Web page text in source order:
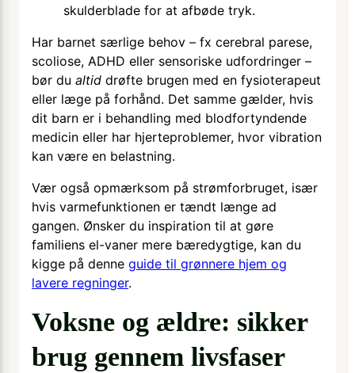
skulderblade for at afbøde tryk.
Har barnet særlige behov – fx cerebral parese,
scoliose, ADHD eller sensoriske udfordringer –
bør du altid drøfte brugen med en fysioterapeut
eller læge på forhånd. Det samme gælder, hvis
dit barn er i behandling med blodfortyndende
medicin eller har hjerteproblemer, hvor vibration
kan være en belastning.
Vær også opmærksom på strømforbruget, især
hvis varmefunktionen er tændt længe ad
gangen. Ønsker du inspiration til at gøre
familiens el-vaner mere bæredygtige, kan du
kigge på denne guide til grønnere hjem og
lavere regninger.
Voksne og ældre: sikker
brug gennem livsfaser